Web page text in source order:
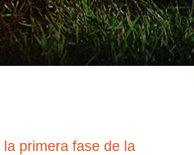
primera fase de la